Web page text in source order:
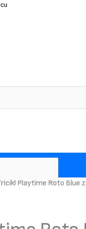
Playtime Roto Blue